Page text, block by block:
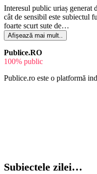
Interesul public uriaș generat
cât de sensibil este subiectul
foarte scurt sute de…
Afișează mai mult..
Publice.RO
100% public
Publice.ro este o platformă
Subiectele zilei…